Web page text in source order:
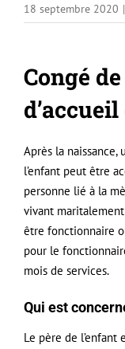
18 septembre 2020 |
Congé de
Après la naissance,
l’enfant peut être
personne lié à la
vivant
être fonctionnaire
pour le
mois de services.
Qui est
Le père de